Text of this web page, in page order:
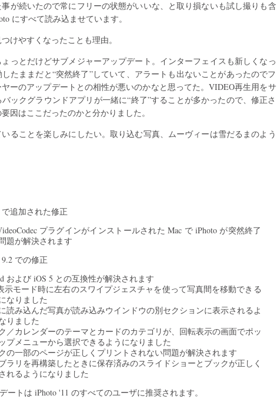
事が続いたので常にフリーの状態がいいな、と取り損ないも試し撮りも含
にすべて読み込ませています。
けやすくなったことも理由。
っとだけどサブメジャーアップデート。インターフェイスも新しくなっ
たままだと“突然終了”していて、アラートも出ないことがあったのでフ
ーのアップデートとの相性が悪いのかなと思ってた。VIDEO再生用をサ
ックグラウンドアプリが一緒に“終了”することが多かったので、修正さ
因はここだったのかと分かりました。
ることを楽しみにしたい。取り込む写真、ムーヴィーは雪だるまのよう
で追加された修正
プラグインがインストールされた Mac で iPhoto が突然終了
題が解決されます
での修正
および iOS 5 との互換性が解決されます
示モード時に左右のスワイプジェスチャを使って写真間を移動できる
なりました
読み込んだ写真が読み込みウインドウの別セクションに表示されるよ
りました
／カレンダーのテーマとカードのカテゴリが、回転表示の画面でポッ
プメニューから選択できるようになりました
の一部のページが正しくプリントされない問題が解決されます
ラリを再構築したときに保存済みのスライドショーとブックが正しく
れるようになりました
ートは iPhoto '11 のすべてのユーザに推奨されます。